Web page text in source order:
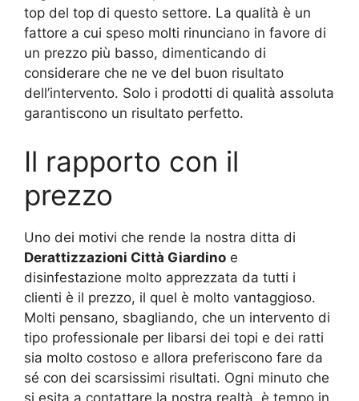
top del top di questo settore. La qualità è un
fattore a cui speso molti rinunciano in favore di
un prezzo più basso, dimenticando di
considerare che ne ve del buon risultato
dell’intervento. Solo i prodotti di qualità assoluta
garantiscono un risultato perfetto.
Il rapporto con il
prezzo
Uno dei motivi che rende la nostra ditta di
Derattizzazioni Città Giardino e
disinfestazione molto apprezzata da tutti i
clienti è il prezzo, il quel è molto vantaggioso.
Molti pensano, sbagliando, che un intervento di
tipo professionale per libarsi dei topi e dei ratti
sia molto costoso e allora preferiscono fare da
sé con dei scarsissimi risultati. Ogni minuto che
si esita a contattare la nostra realtà, è tempo in